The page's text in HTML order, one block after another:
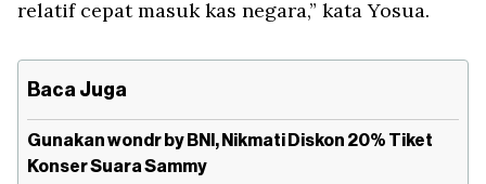
relatif cepat masuk kas negara,” kata Yosua.
Baca Juga
Gunakan wondr by BNI, Nikmati Diskon 20% Tiket
Konser Suara Sammy